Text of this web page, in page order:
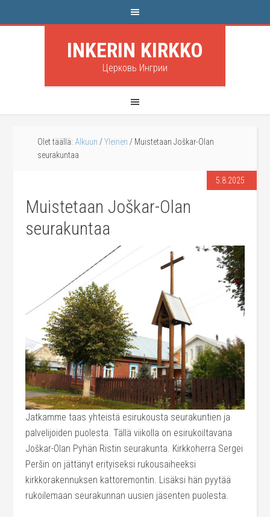
INKERIN KIRKKO
Церковь Ингрии
Olet täällä: Alkuun / Yleinen / Muistetaan Joškar-Olan
seurakuntaa
5.8.2025
Muistetaan Joškar-Olan
seurakuntaa
Jatkamme taas yhteistä esirukousta seurakuntien ja
palvelijoiden puolesta. Tällä viikolla on esirukoiltavana
Joškar-Olan Pyhän Ristin seurakunta. Kirkkoherra Sergei
Peršin on jättänyt erityiseksi rukousaiheeksi
kirkkorakennuksen kattoremontin. Lisäksi hän pyytää
rukoilemaan seurakunnan uusien jäsenten puolesta.